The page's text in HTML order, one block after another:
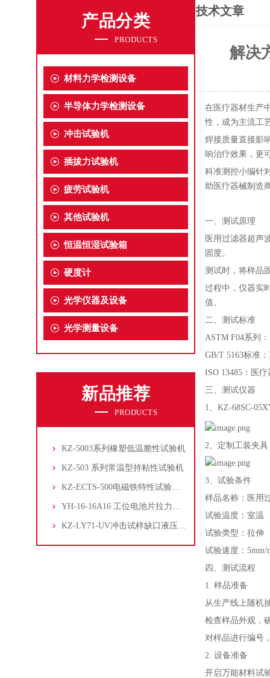
产品分类
PRODUCTS
材料力学检测设备
半导体力学检测设备
冲击试验机
插拔力试验机
疲劳试验机
其他试验机
恒温恒湿试验箱
硬度计
光学仪器及设备
光学测量设备
新品推荐
PRODUCTS
KZ-5003系列橡塑低温脆性试验机
KZ-503 系列常温型持粘性试验机
KZ-ECTS-500电磁铁特性试验系统
YH-16-16A16 工位电池片拉力试验机
KZ-LY71-UV冲击试样缺口液压拉床
技术文章
解决
在医疗器材生产
性，成为主流工
焊接质量直接影
响治疗效果，更
科准测控小编针
助医疗器械制造
一、测试原理
医用过滤器超声
固度。
测试时，将样品
过程中，仪器实
值。
二、测试标准
ASTM F04系列
GB/T 5163标准
ISO 13485：医
三、测试仪器
1、KZ-68SC-
2、定制工装夹具
3、试验条件
样品名称：医用
试验温度：室温
试验类型：拉伸
试验速度：5mm/
四、测试流程
1. 样品准备
从生产线上随机
检查样品外观，
对样品进行编号
2. 设备准备
开启万能材料试